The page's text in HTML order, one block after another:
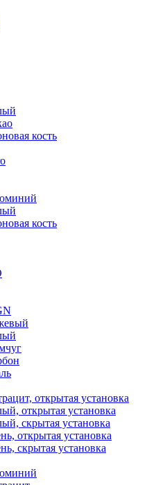
кость
кость
открытая установка
открытая установка
скрытая установка
открытая установка
скрытая установка